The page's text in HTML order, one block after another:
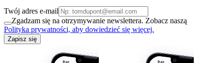
Twój adres e-mail
Zgadzam się na otrzymywanie newslettera. Zobacz naszą
Polityka prywatności, aby dowiedzieć się więcej.
Zapisz się